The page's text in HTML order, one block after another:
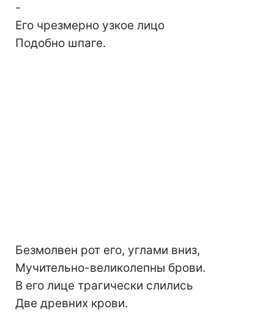
-
Его чрезмерно узкое лицо
Подобно шпаге.
Безмолвен рот его, углами вниз,
Мучительно-великолепны брови.
В его лице трагически слились
Две древних крови.